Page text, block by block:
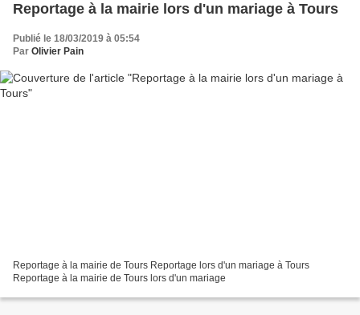
Reportage à la mairie lors d'un mariage à Tours
Publié le 18/03/2019 à 05:54
Par Olivier Pain
Reportage à la mairie de Tours Reportage lors d'un mariage à Tours
Reportage à la mairie de Tours lors d'un mariage